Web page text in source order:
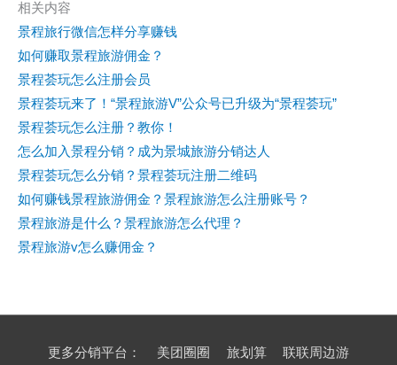
相关内容
景程旅行微信怎样分享赚钱
如何赚取景程旅游佣金？
景程荟玩怎么注册会员
景程荟玩来了！“景程旅游V”公众号已升级为“景程荟玩”
景程荟玩怎么注册？教你！
怎么加入景程分销？成为景城旅游分销达人
景程荟玩怎么分销？景程荟玩注册二维码
如何赚钱景程旅游佣金？景程旅游怎么注册账号？
景程旅游是什么？景程旅游怎么代理？
景程旅游v怎么赚佣金？
更多分销平台： 美团圈圈 旅划算 联联周边游